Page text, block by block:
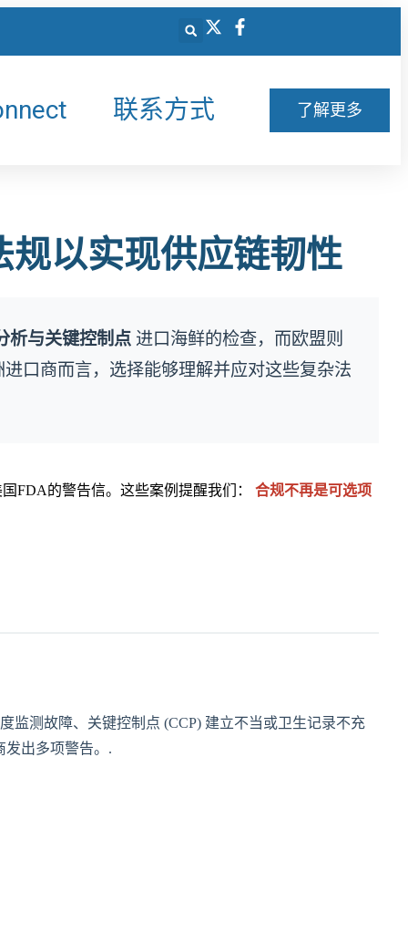
联系方式 了解更多
以实现供应链韧性
析与关键控制点进口海鲜的检查，而欧盟则
口商而言，选择能够理解并应对这些复杂法
FDA的警告信。这些案例提醒我们： 合规不再是可选项
监测故障、关键控制点 (CCP) 建立不当或卫生记录不充
发出多项警告。.